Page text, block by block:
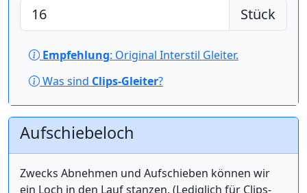
Stück
Empfehlung: Original Interstil Gleiter.
Was sind Clips-Gleiter?
Aufschiebeloch
Zwecks Abnehmen und Aufschieben können wir
ein Loch in den Lauf stanzen. (Lediglich für Clips-